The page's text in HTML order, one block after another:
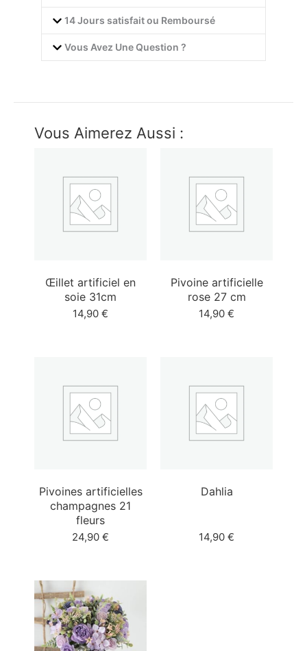
14 Jours satisfait ou Remboursé
Vous Avez Une Question ?
Vous Aimerez Aussi :
Œillet artificiel en
soie 31cm
14,90 €
Pivoine artificielle
rose 27 cm
14,90 €
Pivoines artificielles
champagnes 21
fleurs
24,90 €
Dahlia
14,90 €